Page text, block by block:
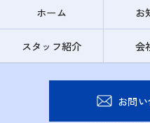
ホーム お
スタッフ紹介 会
お問